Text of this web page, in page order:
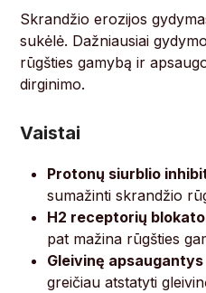
Skrandžio erozijos
sukėlė. Dažniausiai
rūgšties gamybą ir
dirginimo.
Vaistai
Protonų siurblio
sumažinti skrandžio
H2 receptorių
pat mažina rūgšties
Gleivinę
greičiau atstatyti